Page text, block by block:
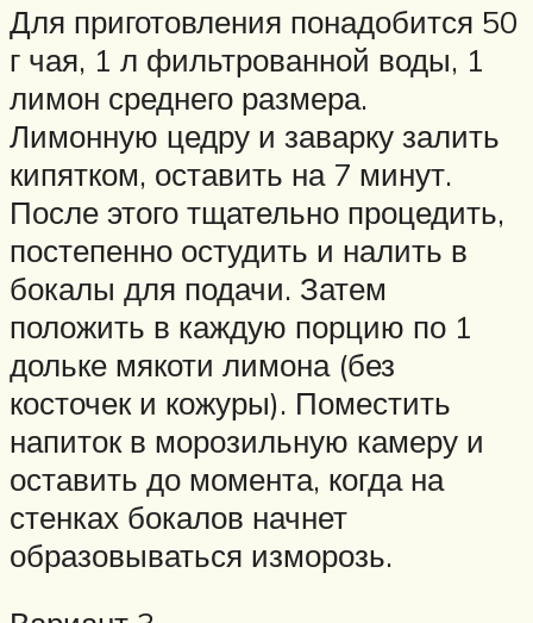
Для приготовления понадобится 50
г чая, 1 л фильтрованной воды, 1
лимон среднего размера.
Лимонную цедру и заварку залить
кипятком, оставить на 7 минут.
После этого тщательно процедить,
постепенно остудить и налить в
бокалы для подачи. Затем
положить в каждую порцию по 1
дольке мякоти лимона (без
косточек и кожуры). Поместить
напиток в морозильную камеру и
оставить до момента, когда на
стенках бокалов начнет
образовываться изморозь.